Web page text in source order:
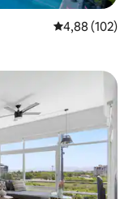
Prosječna
4,88 (102)
gosti”